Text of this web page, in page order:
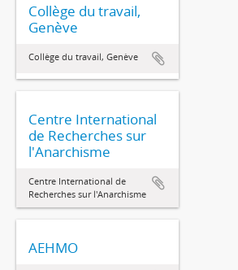
Collège du travail,
Genève
Collège du travail, Genève
Centre International
de Recherches sur
l'Anarchisme
Centre International de
Recherches sur l'Anarchisme
AEHMO